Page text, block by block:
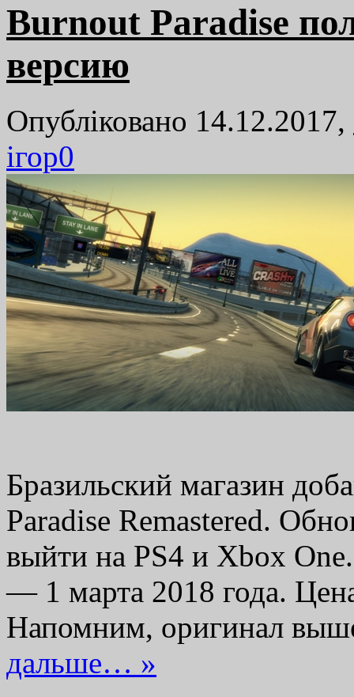
Burnout Paradise
версию
Опубліковано 14.12.2017,
ігор0
Бразильский магазин
Paradise Remastered.
выйти на PS4 и Xbox
— 1 марта 2018 года.
Напомним, оригинал
дальше… »